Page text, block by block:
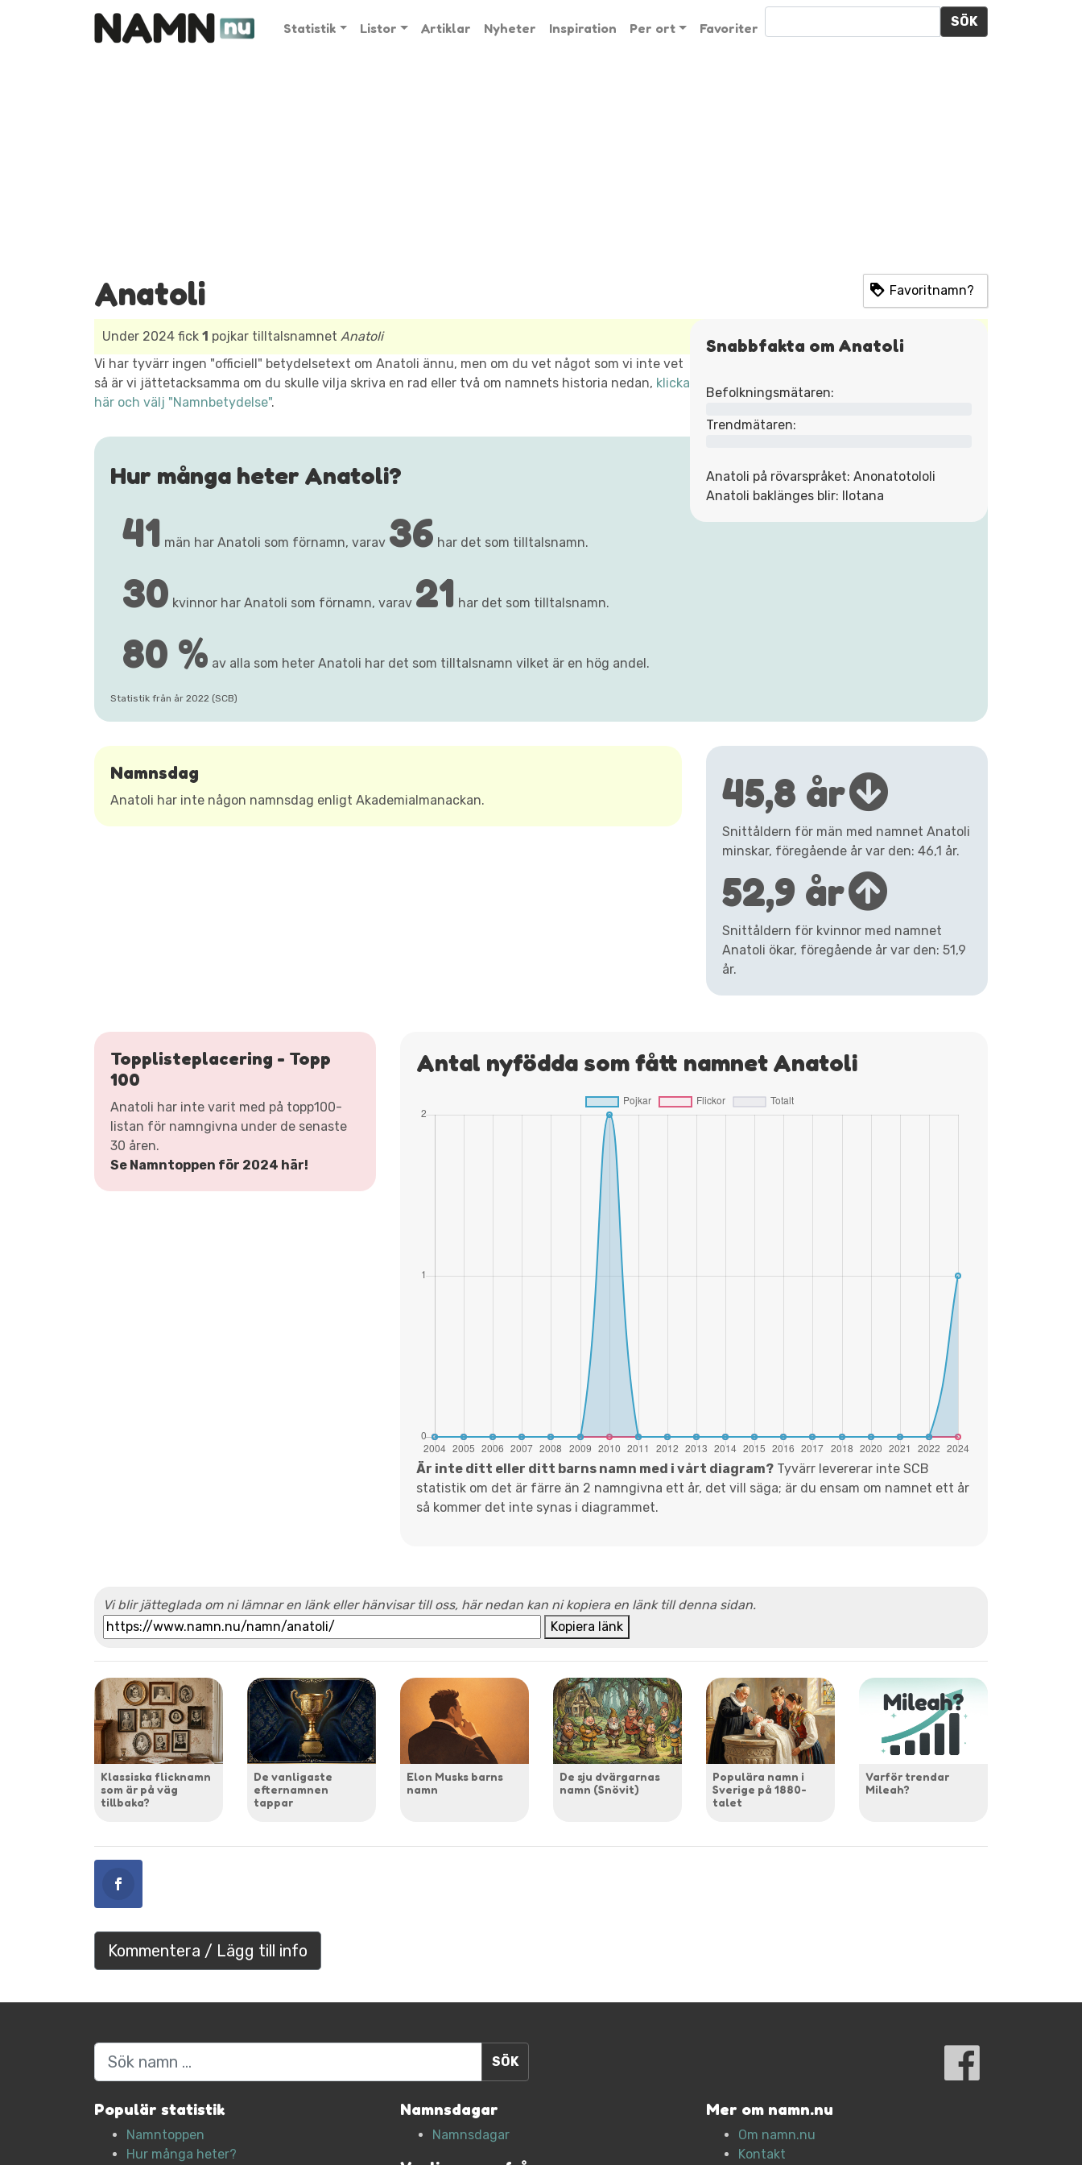
Statistik Listor Artiklar Nyheter Inspiration Per ort Favoriter SÖK
Anatoli Favoritnamn?
Snabbfakta om Anatoli
Befolkningsmätaren:
Trendmätaren:
Anatoli på rövarspråket: Anonatotololi
Anatoli baklänges blir: Ilotana
Under 2024 fick 1 pojkar tilltalsnamnet Anatoli
Vi har tyvärr ingen "officiell" betydelsetext om Anatoli ännu, men om du vet något som vi inte vet
så är vi jättetacksamma om du skulle vilja skriva en rad eller två om namnets historia nedan, klicka
här och välj "Namnbetydelse".
Hur många heter Anatoli?
41 män har Anatoli som förnamn, varav 36 har det som tilltalsnamn.
30 kvinnor har Anatoli som förnamn, varav 21 har det som tilltalsnamn.
80 % av alla som heter Anatoli har det som tilltalsnamn vilket är en hög andel.
Statistik från år 2022 (SCB)
Namnsdag
Anatoli har inte någon namnsdag enligt Akademialmanackan. 45,8 år
Snittåldern för män med namnet Anatoli
minskar, föregående år var den: 46,1 år.
52,9 år
Snittåldern för kvinnor med namnet
Anatoli ökar, föregående år var den: 51,9
år.
Topplisteplacering - Topp
100
Anatoli har inte varit med på topp100-
listan för namngivna under de senaste
30 åren.
Se Namntoppen för 2024 här!
Antal nyfödda som fått namnet Anatoli
Är inte ditt eller ditt barns namn med i vårt diagram?Tyvärr levererar inte SCB
statistik om det är färre än 2 namngivna ett år, det vill säga; är du ensam om namnet ett år
så kommer det inte synas i diagrammet.
Vi blir jätteglada om ni lämnar en länk eller hänvisar till oss, här nedan kan ni kopiera en länk till denna sidan.
Kopiera länk
Klassiska flicknamn
som är på väg
tillbaka?
De vanligaste
efternamnen
tappar
Elon Musks barns
namn
De sju dvärgarnas
namn (Snövit)
Populära namn i
Sverige på 1880-
talet
Varför trendar
Mileah?
Kommentera / Lägg till info
Sök
Populär statistik
Namntoppen
Hur många heter?
Namnsdagar
Namnsdagar
Mer om namn.nu
Om namn.nu
Kontakt